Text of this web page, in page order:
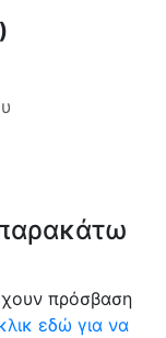
πρόσβαση
εδώ για να